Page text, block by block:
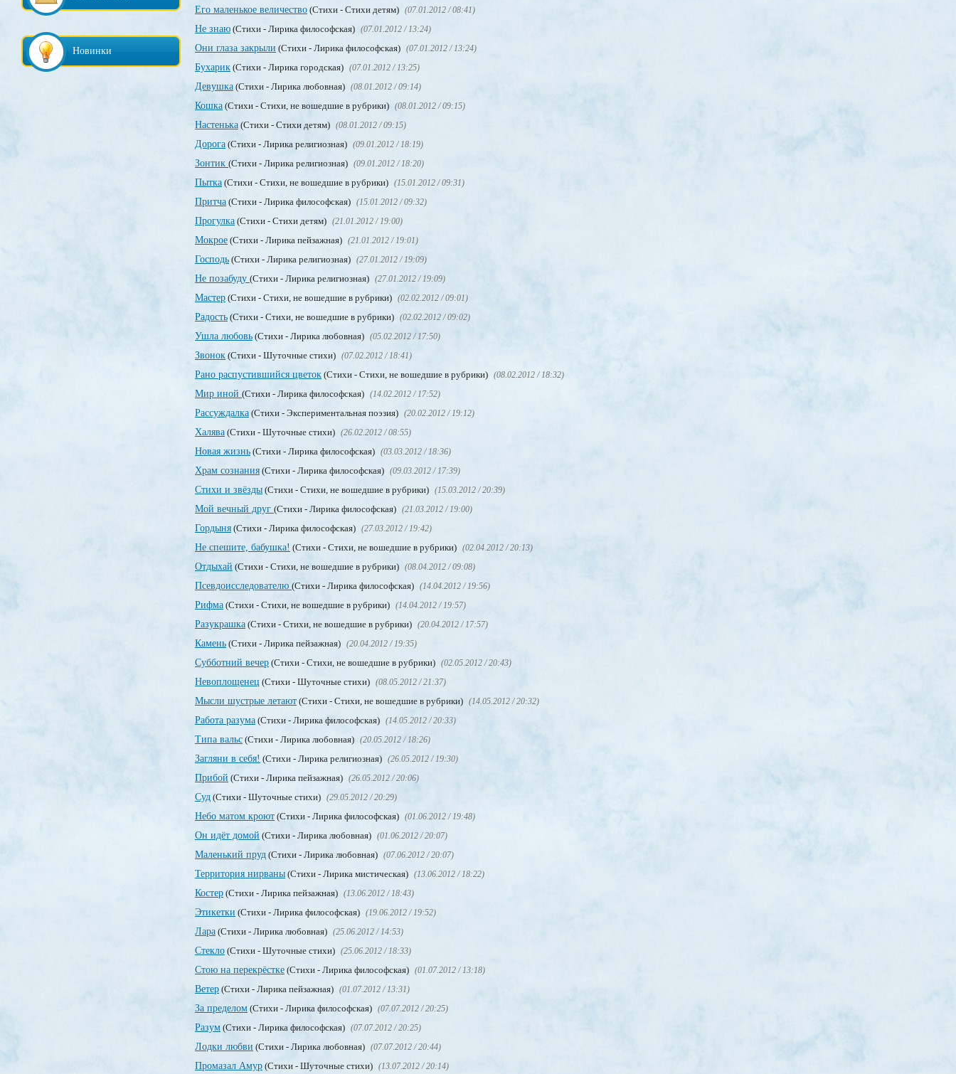
Новинки
Его маленькое величество (Стихи - Стихи детям) (07.01.2012 / 08:41)
Не знаю (Стихи - Лирика философская) (07.01.2012 / 13:24)
Они глаза закрыли (Стихи - Лирика философская) (07.01.2012 / 13:24)
Бухарик (Стихи - Лирика городская) (07.01.2012 / 13:25)
Девушка (Стихи - Лирика любовная) (08.01.2012 / 09:14)
Кошка (Стихи - Стихи, не вошедшие в рубрики) (08.01.2012 / 09:15)
Настенька (Стихи - Стихи детям) (08.01.2012 / 09:15)
Дорога (Стихи - Лирика религиозная) (09.01.2012 / 18:19)
Зонтик (Стихи - Лирика религиозная) (09.01.2012 / 18:20)
Пытка (Стихи - Стихи, не вошедшие в рубрики) (15.01.2012 / 09:31)
Притча (Стихи - Лирика философская) (15.01.2012 / 09:32)
Прогулка (Стихи - Стихи детям) (21.01.2012 / 19:00)
Мокрое (Стихи - Лирика пейзажная) (21.01.2012 / 19:01)
Господь (Стихи - Лирика религиозная) (27.01.2012 / 19:09)
Не позабуду (Стихи - Лирика религиозная) (27.01.2012 / 19:09)
Мастер (Стихи - Стихи, не вошедшие в рубрики) (02.02.2012 / 09:01)
Радость (Стихи - Стихи, не вошедшие в рубрики) (02.02.2012 / 09:02)
Ушла любовь (Стихи - Лирика любовная) (05.02.2012 / 17:50)
Звонок (Стихи - Шуточные стихи) (07.02.2012 / 18:41)
Рано распустившийся цветок (Стихи - Стихи, не вошедшие в рубрики) (08.02.2012 / 18:32)
Мир иной (Стихи - Лирика философская) (14.02.2012 / 17:52)
Рассуждалка (Стихи - Экспериментальная поэзия) (20.02.2012 / 19:12)
Халява (Стихи - Шуточные стихи) (26.02.2012 / 08:55)
Новая жизнь (Стихи - Лирика философская) (03.03.2012 / 18:36)
Храм сознания (Стихи - Лирика философская) (09.03.2012 / 17:39)
Стихи и звёзды (Стихи - Стихи, не вошедшие в рубрики) (15.03.2012 / 20:39)
Мой вечный друг (Стихи - Лирика философская) (21.03.2012 / 19:00)
Гордыня (Стихи - Лирика философская) (27.03.2012 / 19:42)
Не спешите, бабушка! (Стихи - Стихи, не вошедшие в рубрики) (02.04.2012 / 20:13)
Отдыхай (Стихи - Стихи, не вошедшие в рубрики) (08.04.2012 / 09:08)
Псевдоисследователю (Стихи - Лирика философская) (14.04.2012 / 19:56)
Рифма (Стихи - Стихи, не вошедшие в рубрики) (14.04.2012 / 19:57)
Разукрашка (Стихи - Стихи, не вошедшие в рубрики) (20.04.2012 / 17:57)
Камень (Стихи - Лирика пейзажная) (20.04.2012 / 19:35)
Субботний вечер (Стихи - Стихи, не вошедшие в рубрики) (02.05.2012 / 20:43)
Невоплощенец (Стихи - Шуточные стихи) (08.05.2012 / 21:37)
Мысли шустрые летают (Стихи - Стихи, не вошедшие в рубрики) (14.05.2012 / 20:32)
Работа разума (Стихи - Лирика философская) (14.05.2012 / 20:33)
Типа вальс (Стихи - Лирика любовная) (20.05.2012 / 18:26)
Загляни в себя! (Стихи - Лирика религиозная) (26.05.2012 / 19:30)
Прибой (Стихи - Лирика пейзажная) (26.05.2012 / 20:06)
Суд (Стихи - Шуточные стихи) (29.05.2012 / 20:29)
Небо матом кроют (Стихи - Лирика философская) (01.06.2012 / 19:48)
Он идёт домой (Стихи - Лирика любовная) (01.06.2012 / 20:07)
Маленький пруд (Стихи - Лирика любовная) (07.06.2012 / 20:07)
Территория нирваны (Стихи - Лирика мистическая) (13.06.2012 / 18:22)
Костер (Стихи - Лирика пейзажная) (13.06.2012 / 18:43)
Этикетки (Стихи - Лирика философская) (19.06.2012 / 19:52)
Лара (Стихи - Лирика любовная) (25.06.2012 / 14:53)
Стекло (Стихи - Шуточные стихи) (25.06.2012 / 18:33)
Стою на перекрёстке (Стихи - Лирика философская) (01.07.2012 / 13:18)
Ветер (Стихи - Лирика пейзажная) (01.07.2012 / 13:31)
За пределом (Стихи - Лирика философская) (07.07.2012 / 20:25)
Разум (Стихи - Лирика философская) (07.07.2012 / 20:25)
Лодки любви (Стихи - Лирика любовная) (07.07.2012 / 20:44)
Промазал Амур (Стихи - Шуточные стихи) (13.07.2012 / 20:14)